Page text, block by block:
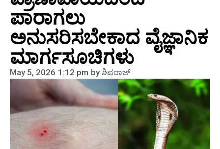
ಪಾರಾಗಲು
ಅನುಸರಿಸಬೇಕಾದ ವೈಜ್ಞಾನಿಕ
ಮಾರ್ಗಸೂಚಿಗಳು
May 5, 2026 1:12 pm byಶಿವರಾಜ್